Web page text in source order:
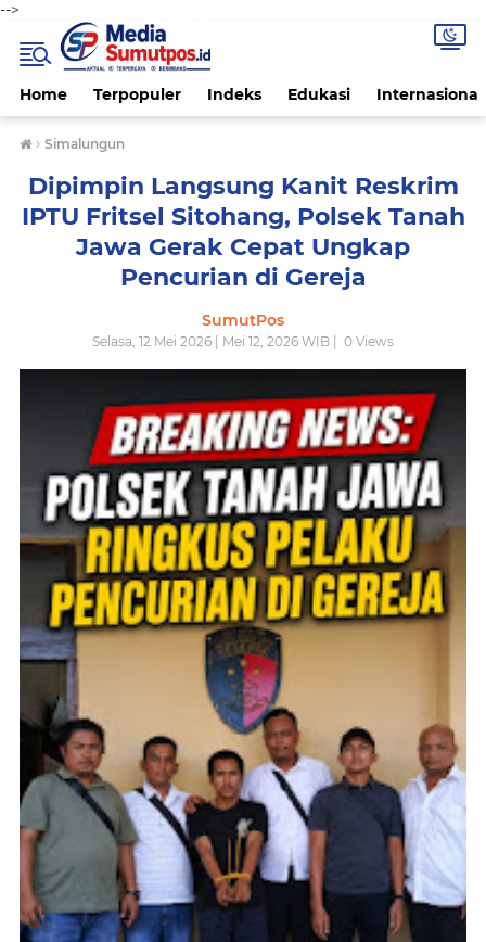
-->
Home Terpopuler Indeks Edukasi Internasional
› Simalungun
Dipimpin Langsung Kanit Reskrim
IPTU Fritsel Sitohang, Polsek Tanah
Jawa Gerak Cepat Ungkap
Pencurian di Gereja
SumutPos
Selasa, 12 Mei 2026 | Mei 12, 2026 WIB | 0 Views